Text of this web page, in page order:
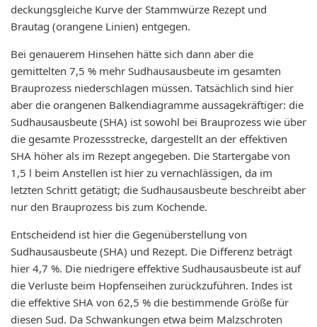
deckungsgleiche Kurve der Stammwürze Rezept und
Brautag (orangene Linien) entgegen.
Bei genauerem Hinsehen hätte sich dann aber die
gemittelten 7,5 % mehr Sudhausausbeute im gesamten
Brauprozess niederschlagen müssen. Tatsächlich sind hier
aber die orangenen Balkendiagramme aussagekräftiger: die
Sudhausausbeute (SHA) ist sowohl bei Brauprozess wie über
die gesamte Prozessstrecke, dargestellt an der effektiven
SHA höher als im Rezept angegeben. Die Startergabe von
1,5 l beim Anstellen ist hier zu vernachlässigen, da im
letzten Schritt getätigt; die Sudhausausbeute beschreibt aber
nur den Brauprozess bis zum Kochende.
Entscheidend ist hier die Gegenüberstellung von
Sudhausausbeute (SHA) und Rezept. Die Differenz beträgt
hier 4,7 %. Die niedrigere effektive Sudhausausbeute ist auf
die Verluste beim Hopfenseihen zurückzuführen. Indes ist
die effektive SHA von 62,5 % die bestimmende Größe für
diesen Sud. Da Schwankungen etwa beim Malzschroten